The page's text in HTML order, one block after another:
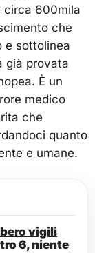
circa 600mila
che
e sottolinea
già provata
È un
medico
che
quanto
e umane.
vigili
6, niente